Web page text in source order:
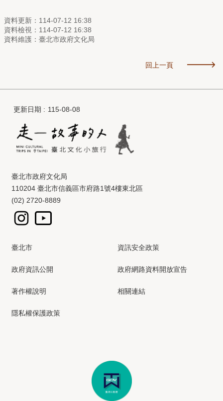
資料更新：114-07-12 16:38
資料檢視：114-07-12 16:38
資料維護：臺北市政府文化局
回上一頁
更新日期 115-08-08
臺北市政府文化局
110204 臺北市信義區市府路1號4樓東北區
(02) 2720-8889
臺北市
政府資訊公開
著作權說明
隱私權保護政策
資訊安全政策
政府網路資料開放宣告
相關連結